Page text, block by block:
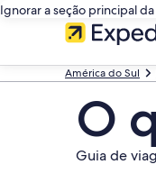
Ignorar a seção principal
América do Sul
O
Guia de